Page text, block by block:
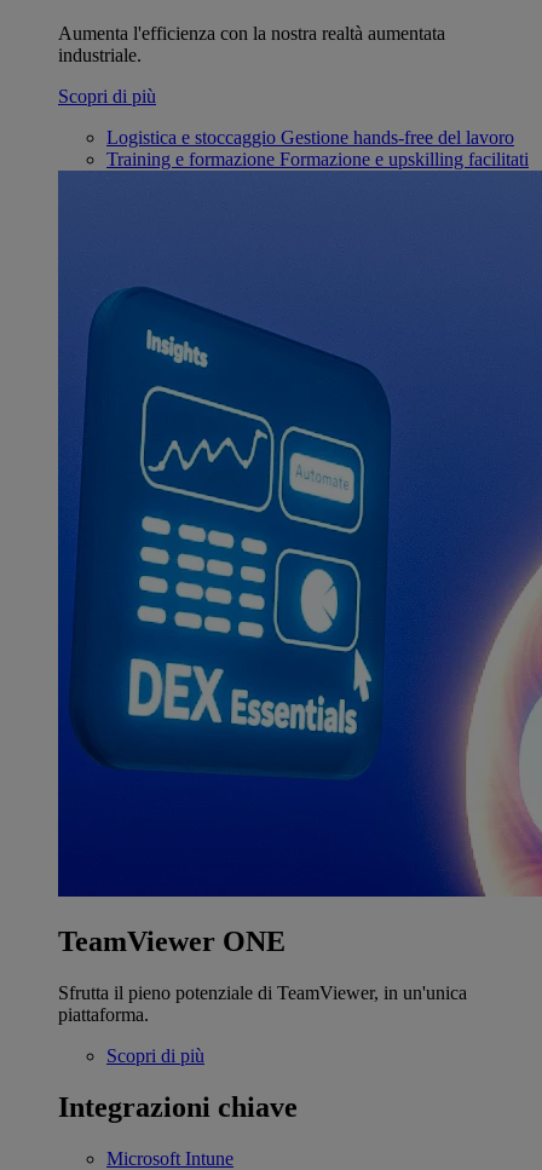
Aumenta l'efficienza con la nostra realtà aumentata
industriale.
Scopri di più
Logistica e stoccaggio Gestione hands-free del lavoro
Training e formazione Formazione e upskilling facilitati
TeamViewer ONE
Sfrutta il pieno potenziale di TeamViewer, in un'unica
piattaforma.
Scopri di più
Integrazioni chiave
Microsoft Intune